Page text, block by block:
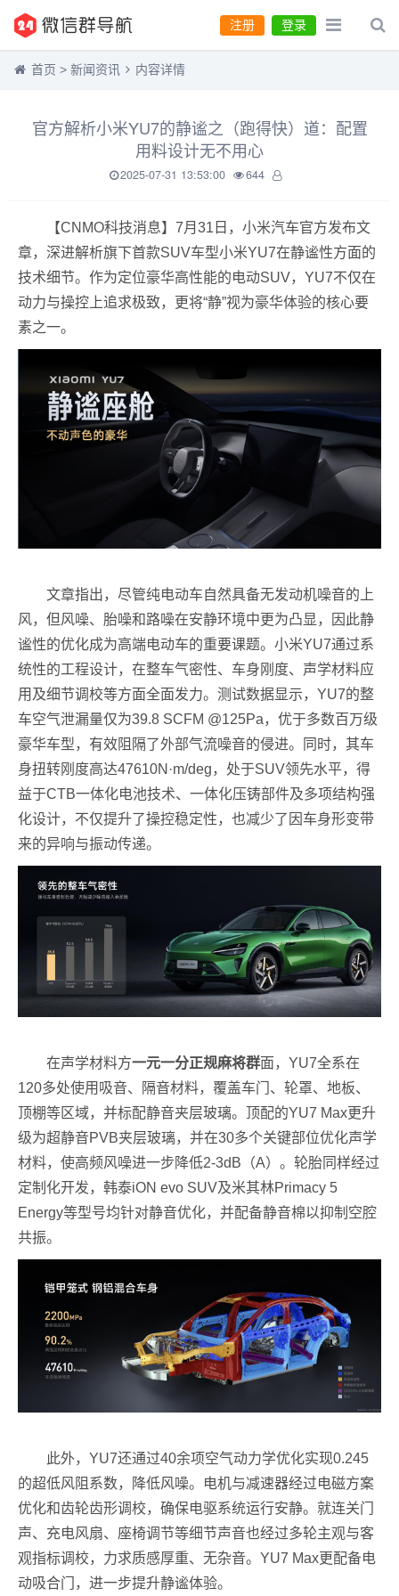
登录
注册
首页 > 新闻资讯 内容详情
官方解析小米YU7的静谧之（跑得快）道：配置
用料设计无不用心
2025-07-31 13:53:00 644
【CNMO科技消息】7月31日，小米汽车官方发布文
章，深进解析旗下首款SUV车型小米YU7在静谧性方面的
技术细节。作为定位豪华高性能的电动SUV，YU7不仅在
动力与操控上追求极致，更将“静”视为豪华体验的核心要
素之一。
文章指出，尽管纯电动车自然具备无发动机噪音的上
风，但风噪、胎噪和路噪在安静环境中更为凸显，因此静
谧性的优化成为高端电动车的重要课题。小米YU7通过系
统性的工程设计，在整车气密性、车身刚度、声学材料应
用及细节调校等方面全面发力。测试数据显示，YU7的整
车空气泄漏量仅为39.8 SCFM @125Pa，优于多数百万级
豪华车型，有效阻隔了外部气流噪音的侵进。同时，其车
身扭转刚度高达47610N·m/deg，处于SUV领先水平，得
益于CTB一体化电池技术、一体化压铸部件及多项结构强
化设计，不仅提升了操控稳定性，也减少了因车身形变带
来的异响与振动传递。
在声学材料方一元一分正规麻将群面，YU7全系在
120多处使用吸音、隔音材料，覆盖车门、轮罩、地板、
顶棚等区域，并标配静音夹层玻璃。顶配的YU7 Max更升
级为超静音PVB夹层玻璃，并在30多个关键部位优化声学
材料，使高频风噪进一步降低2-3dB（A）。轮胎同样经过
定制化开发，韩泰iON evo SUV及米其林Primacy 5
Energy等型号均针对静音优化，并配备静音棉以抑制空腔
共振。
此外，YU7还通过40余项空气动力学优化实现0.245
的超低风阻系数，降低风噪。电机与减速器经过电磁方案
优化和齿轮齿形调校，确保电驱系统运行安静。就连关门
声、充电风扇、座椅调节等细节声音也经过多轮主观与客
观指标调校，力求质感厚重、无杂音。YU7 Max更配备电
动吸合门，进一步提升静谧体验。